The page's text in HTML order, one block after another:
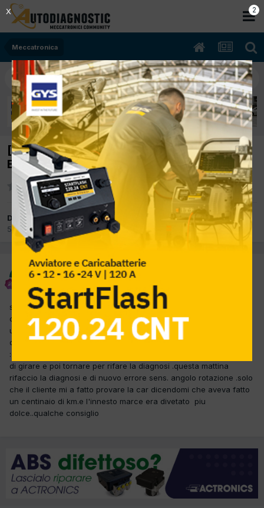
Meccatronica
[smart four two 03/2000 599cc 12 40Kw
Benzina] sens. angolo rotazione
Da giasan
5 Gennaio 2013 in Meccatronica
giasan
5 Gennaio 2013
salve ragazzi auguri di buon anno .la car in questione mi arriva in
officina per il tagliando ,provando la car avverto al cambio macia
uno scatto ela cambiata risultava molto nervosa .ritorno in
off.faccio diagnosi e rilevo errore :sens. angolo rotazione
:cancello l'errore intato lo faccio notare al cliente .al cliente dico
di girare e poi tornare per rifare la diagnosi .questa mattina
rifaccio la diagnosi e di nuovo errore sens. angolo rotazione .solo
che il cliente mi a fatto provare la car dicendomi che aveva fatto
un centinaio di km.e l'innesto marce era divetato piu
dolce..qualche consiglio
2
X